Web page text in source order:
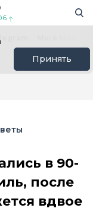
Принять
в 90-
после
вдвое